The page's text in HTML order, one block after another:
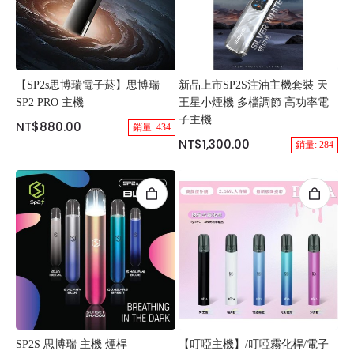
【SP2s思博瑞電子菸】思博瑞
SP2 PRO 主機
NT$880.00 銷量: 434
新品上市SP2S注油主機套裝 天
王星小煙機 多檔調節 高功率電
子主機
NT$1,300.00 銷量: 284
SP2S 思博瑞 主機 煙桿
【叮啞主機】/叮啞霧化桿/電子